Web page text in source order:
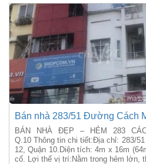
Bán nhà 283/51 Đường Cách
BÁN NHÀ ĐẸP – HẺM 283
Q.10 Thông tin chi tiết:Địa chỉ: 283/
12, Quận 10.Diện tích: 4m x 16m
cố. Lợi thế vị trí:Nằm trong hẻm lớn,